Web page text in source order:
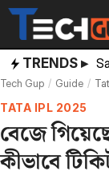
Skip
content
TRENDS ▸
Tech Gup Guide
TATA IPL 2025
বেজে
কীভাবে